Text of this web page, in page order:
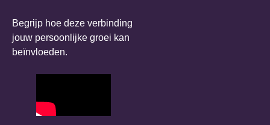
Begrijp hoe deze verbinding
jouw persoonlijke groei kan
beïnvloeden.